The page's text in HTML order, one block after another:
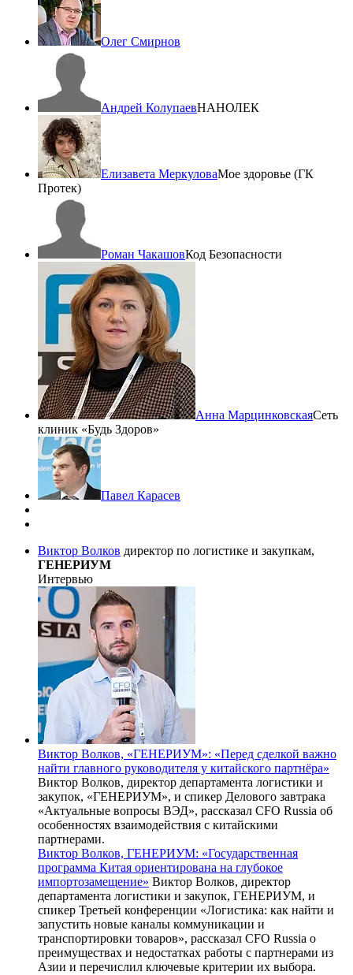
Олег Смирнов
Андрей КолупаевНАНОЛЕК
Елизавета МеркуловаМое здоровье (ГК
Протек)
Роман ЧакашовКод Безопасности
Анна МарцинковскаяСеть
клиник «Будь Здоров»
Павел Карасев
Виктор Волков директор по логистике и закупкам,
ГЕНЕРИУМ
Интервью
Виктор Волков, «ГЕНЕРИУМ»: «Перед сделкой важно
найти главного руководителя у китайского партнёра»
Виктор Волков, директор департамента логистики и
закупок, «ГЕНЕРИУМ», и спикер Делового завтрака
«Актуальные вопросы ВЭД», рассказал CFO Russia об
особенностях взаимодействия с китайскими
партнерами.
Виктор Волков, ГЕНЕРИУМ: «Государственная
программа Китая ориентирована на глубокое
импортозамещение» Виктор Волков, директор
департамента логистики и закупок, ГЕНЕРИУМ, и
спикер Третьей конференции «Логистика: как найти и
запустить новые каналы коммуникации и
транспортировки товаров», рассказал CFO Russia о
преимуществах и недостатках работы с партнерами из
Азии и перечислил ключевые критерии их выбора.